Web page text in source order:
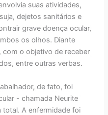
suas atividades,
dejetos sanitários e
grave doença ocular,
os olhos. Diante
com o objetivo de receber
entre outras verbas.
de fato, foi
- chamada Neurite
total. A enfermidade foi